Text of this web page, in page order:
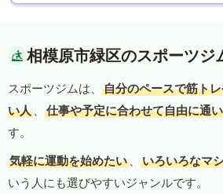
相模原市緑区のスポーツジ
スポーツジムは、
自分のペースで筋ト
い人 、 仕事や予定に合わせて自由に通
す。
気軽に運動を始めたい 、 いろいろなマ
いう人にも選びやすいジャンルです。